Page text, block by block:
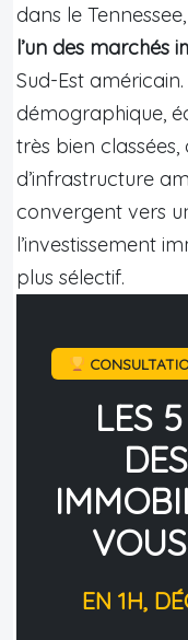
dans le Tennessee,
l’un des marchés
Sud-Est
démographique,
très bien
d’infrastructure
convergent vers
l’investissement
plus sélectif.
LES
EN 1H,